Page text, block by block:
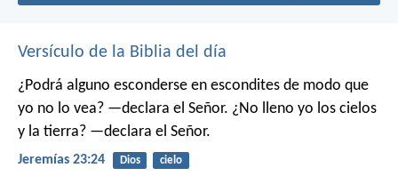
Versículo de la Biblia del día
¿Podrá alguno esconderse en escondites de modo que
yo no lo vea? —declara el Señor. ¿No lleno yo los cielos
y la tierra? —declara el Señor.
Jeremías 23:24 Dios cielo